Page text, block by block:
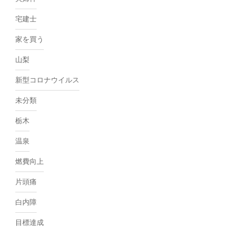
宅建士
家を買う
山梨
新型コロナウイルス
未分類
栃木
温泉
燃費向上
片頭痛
白内障
目標達成